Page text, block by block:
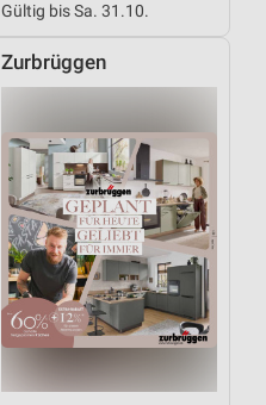
Gültig bis Sa. 31.10.
Zurbrüggen